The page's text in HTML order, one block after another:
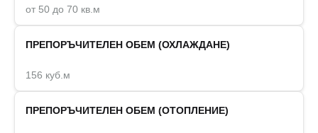
от 50 до 70 кв.м
ПРЕПОРЪЧИТЕЛЕН ОБЕМ (ОХЛАЖДАНЕ)
156 куб.м
ПРЕПОРЪЧИТЕЛЕН ОБЕМ (ОТОПЛЕНИЕ)